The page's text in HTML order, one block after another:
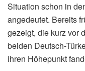
Situation schon in
angedeutet. Bereits
gezeigt, die kurz vor
beiden Deutsch-
ihren Höhepunkt